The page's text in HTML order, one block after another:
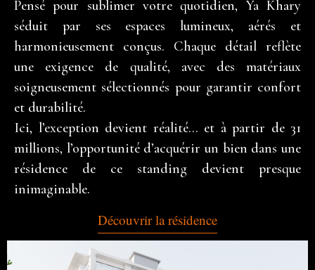
Pensé pour sublimer votre quotidien, Ya Khary
séduit par ses espaces lumineux, aérés et
harmonieusement conçus. Chaque détail reflète
une exigence de qualité, avec des matériaux
soigneusement sélectionnés pour garantir confort
et durabilité.
Ici, l’exception devient réalité… et à partir de 31
millions, l’opportunité d’acquérir un bien dans une
résidence de ce standing devient presque
inimaginable.
Découvrir la résidence